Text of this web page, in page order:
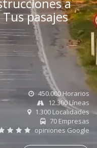
pasajes
450.000 Horarios
12.300 Líneas
1.300 Localidades
70 Empresas
opiniones Google